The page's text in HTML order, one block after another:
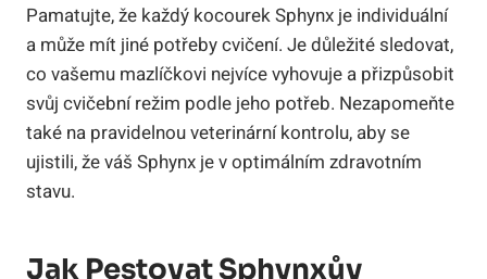
Pamatujte, že každý kocourek Sphynx je individuální
a může mít jiné potřeby cvičení. Je důležité sledovat,
co vašemu mazlíčkovi nejvíce vyhovuje a přizpůsobit
svůj cvičební režim podle jeho potřeb. Nezapomeňte
také na pravidelnou veterinární kontrolu, aby se
ujistili, že váš Sphynx je v optimálním zdravotním
stavu.
Jak Pestovat Sphynxův